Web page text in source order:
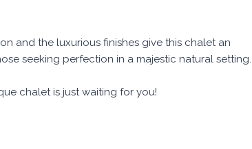
and the luxurious finishes give this chalet an
seeking perfection in a majestic natural setting.
chalet is just waiting for you!